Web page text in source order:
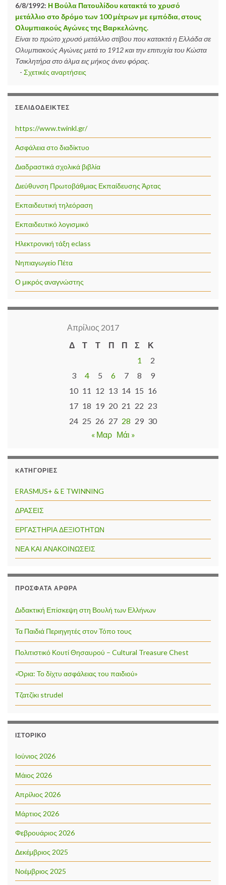
6/8/1992: Η Βούλα Πατουλίδου κατακτά το χρυσό
μετάλλιο στο δρόμο των 100 μέτρων με εμπόδια, στους
Ολυμπιακούς Αγώνες της Βαρκελώνης.
Είναι το πρώτο χρυσό μετάλλιο στίβου που κατακτά η Ελλάδα σε
Ολυμπιακούς Αγώνες μετά το 1912 και την επιτυχία του Κώστα
Τσικλητήρα στο άλμα εις μήκος άνευ φόρας.
- Σχετικές αναρτήσεις
ΣΕΛΙΔΟΔΕΊΚΤΕΣ
https://www.twinkl.gr/
Ασφάλεια στο διαδίκτυο
Διαδραστικά σχολικά βιβλία
Διεύθυνση Πρωτοβάθμιας Εκπαίδευσης Άρτας
Εκπαιδευτική τηλεόραση
Εκπαιδευτικό λογισμικό
Ηλεκτρονική τάξη eclass
Νηπιαγωγείο Πέτα
Ο μικρός αναγνώστης
Απρίλιος 2017
Δ
Τ Τ Π Π Σ
Κ
1
2
3
4 5 6 7 8
9
10 11 12 13 14 15 16
17 18 19 20 21 22 23
24 25 26 27 28 29 30
« Μαρ Μάι »
KΑΤΗΓΟΡΊΕΣ
ERASMUS+ & E TWINNING
ΔΡΑΣΕΙΣ
ΕΡΓΑΣΤΗΡΙΑ ΔΕΞΙΟΤΗΤΩΝ
ΝΕΑ ΚΑΙ ΑΝΑΚΟΙΝΩΣΕΙΣ
ΠΡΌΣΦΑΤΑ ΆΡΘΡΑ
Διδακτική Επίσκεψη στη Βουλή των Ελλήνων
Τα Παιδιά Περιηγητές στον Τόπο τους
Πολιτιστικό Κουτί Θησαυρού – Cultural Treasure Chest
«Όρια: Το δίχτυ ασφάλειας του παιδιού»
Τζατζίκι strudel
ΙΣΤΟΡΙΚΌ
Ιούνιος 2026
Μάιος 2026
Απρίλιος 2026
Μάρτιος 2026
Φεβρουάριος 2026
Δεκέμβριος 2025
Νοέμβριος 2025